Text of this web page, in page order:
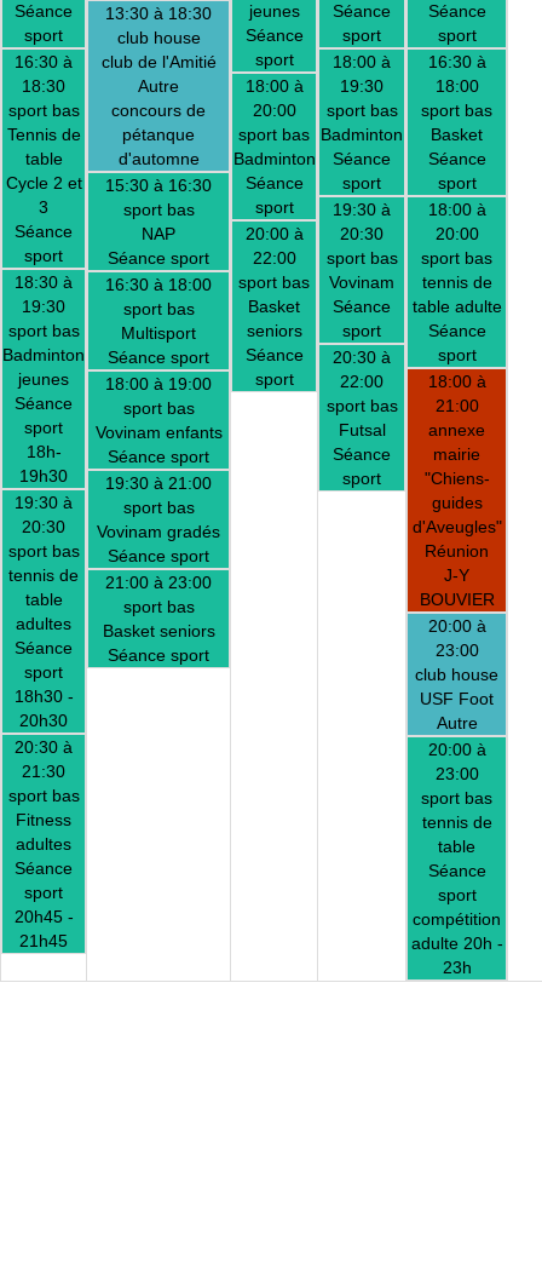
Séance
sport
16:30 à
18:30
sport bas
Tennis de
table
Cycle 2 et
3
Séance
sport
18:30 à
19:30
sport bas
Badminton
jeunes
Séance
sport
18h-
19h30
19:30 à
20:30
sport bas
tennis de
table
adultes
Séance
sport
18h30 -
20h30
20:30 à
21:30
sport bas
Fitness
adultes
Séance
sport
20h45 -
21h45
13:30 à 18:30
club house
club de l'Amitié
Autre
concours de
pétanque
d'automne
15:30 à 16:30
sport bas
NAP
Séance sport
16:30 à 18:00
sport bas
Multisport
Séance sport
18:00 à 19:00
sport bas
Vovinam enfants
Séance sport
19:30 à 21:00
sport bas
Vovinam gradés
Séance sport
21:00 à 23:00
sport bas
Basket seniors
Séance sport
jeunes
Séance
sport
18:00 à
20:00
sport bas
Badminton
Séance
sport
20:00 à
22:00
sport bas
Basket
seniors
Séance
sport
Séance
sport
18:00 à
19:30
sport bas
Badminton
Séance
sport
19:30 à
20:30
sport bas
Vovinam
Séance
sport
20:30 à
22:00
sport bas
Futsal
Séance
sport
Séance
sport
16:30 à
18:00
sport bas
Basket
Séance
sport
18:00 à
20:00
sport bas
tennis de
table adulte
Séance
sport
18:00 à
21:00
annexe
mairie
"Chiens-
guides
d'Aveugles"
Réunion
J-Y
BOUVIER
20:00 à
23:00
club house
USF Foot
Autre
20:00 à
23:00
sport bas
tennis de
table
Séance
sport
compétition
adulte 20h -
23h